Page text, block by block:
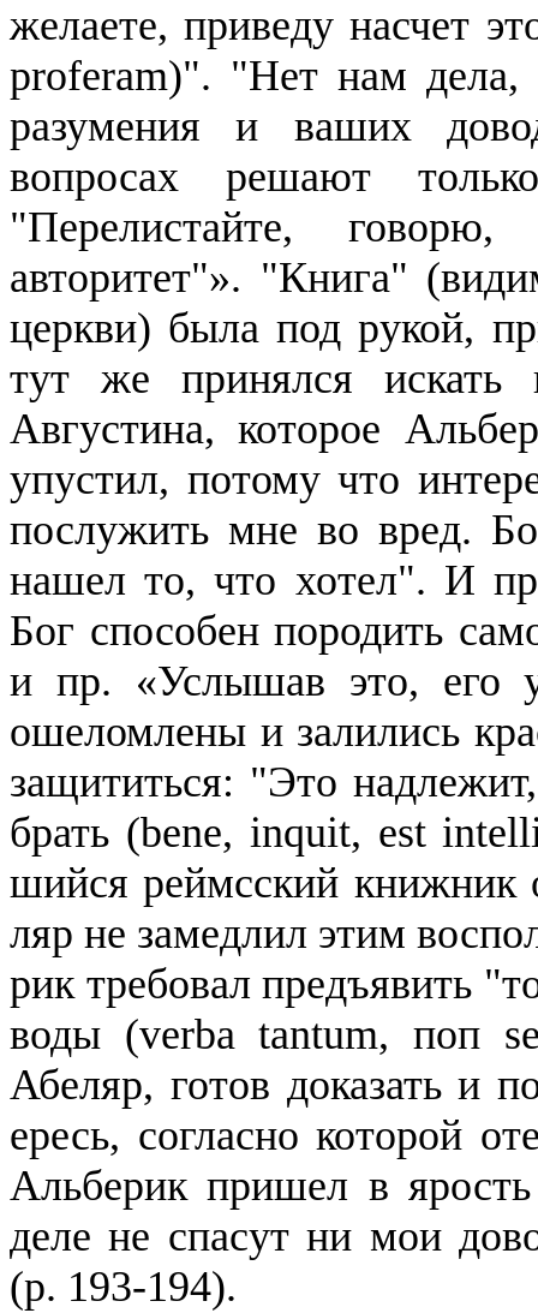
желаете, приведу насчет
proferam)". "Нет нам дела,
разумения и ваших
вопросах решают
"Перелистайте,
авторитет"». "Книга"
церкви) была под рукой,
тут же принялся искать
Августина, которое
упустил, потому что
послужить мне во вред.
нашел то, что хотел". И
Бог способен породить
и пр. «Услышав это, его
ошеломлены и залились
защититься: "Это
брать (bene, inquit, est
шийсяреймсский книжник
ляр не замедлил этим
риктребовал предъявить
воды (verba tantum, поп
Абе­ляр, готов доказать и
ересь, согласно которой
Альберикпришел в
деле не спасут ни мои
(р. 193-194).